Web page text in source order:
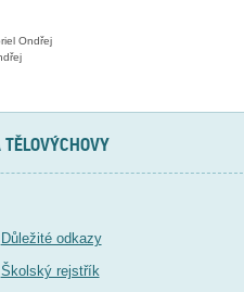
Ondřej
Důležité odkazy
Školský rejstřík